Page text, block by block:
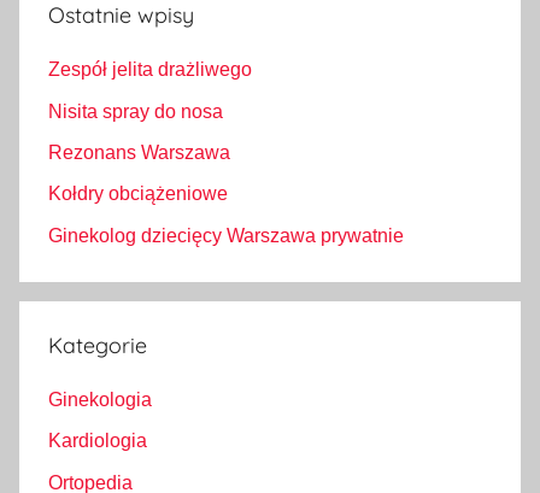
Ostatnie wpisy
Zespół jelita drażliwego
Nisita spray do nosa
Rezonans Warszawa
Kołdry obciążeniowe
Ginekolog dziecięcy Warszawa prywatnie
Kategorie
Ginekologia
Kardiologia
Ortopedia